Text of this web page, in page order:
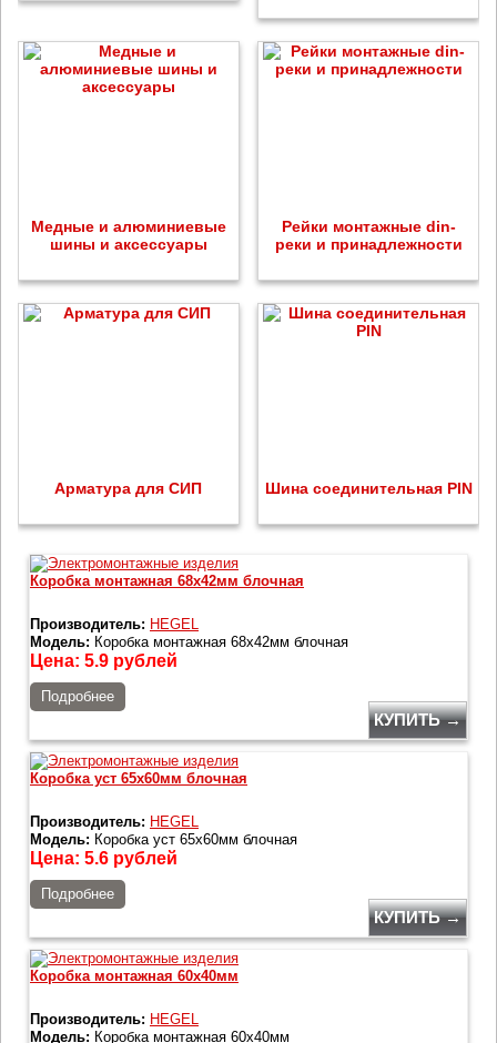
Медные и алюминиевые
шины и аксессуары
Рейки монтажные din-
реки и принадлежности
Арматура для СИП Шина соединительная PIN
Коробка монтажная 68х42мм блочная
Производитель: HEGEL
Модель: Коробка монтажная 68х42мм блочная
Цена: 5.9 рублей
Подробнее
КУПИТЬ →
Коробка уст 65х60мм блочная
Производитель: HEGEL
Модель: Коробка уст 65х60мм блочная
Цена: 5.6 рублей
Подробнее
КУПИТЬ →
Коробка монтажная 60х40мм
Производитель: HEGEL
Модель: Коробка монтажная 60х40мм